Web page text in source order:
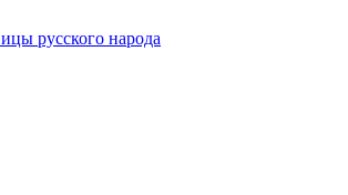
русского народа